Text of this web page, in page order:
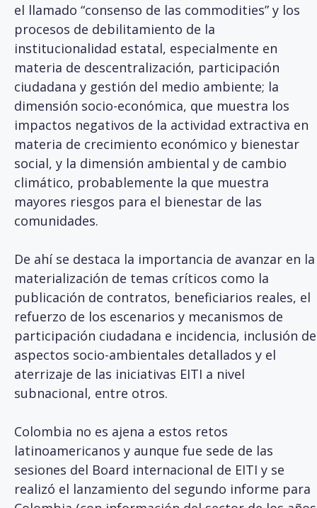
el llamado “consenso de las commodities” y los
procesos de debilitamiento de la
institucionalidad estatal, especialmente en
materia de descentralización, participación
ciudadana y gestión del medio ambiente; la
dimensión socio-económica, que muestra los
impactos negativos de la actividad extractiva en
materia de crecimiento económico y bienestar
social, y la dimensión ambiental y de cambio
climático, probablemente la que muestra
mayores riesgos para el bienestar de las
comunidades.
De ahí se destaca la importancia de avanzar en la
materialización de temas críticos como la
publicación de contratos, beneficiarios reales, el
refuerzo de los escenarios y mecanismos de
participación ciudadana e incidencia, inclusión de
aspectos socio-ambientales detallados y el
aterrizaje de las iniciativas EITI a nivel
subnacional, entre otros.
Colombia no es ajena a estos retos
latinoamericanos y aunque fue sede de las
sesiones del Board internacional de EITI y se
realizó el lanzamiento del segundo informe para